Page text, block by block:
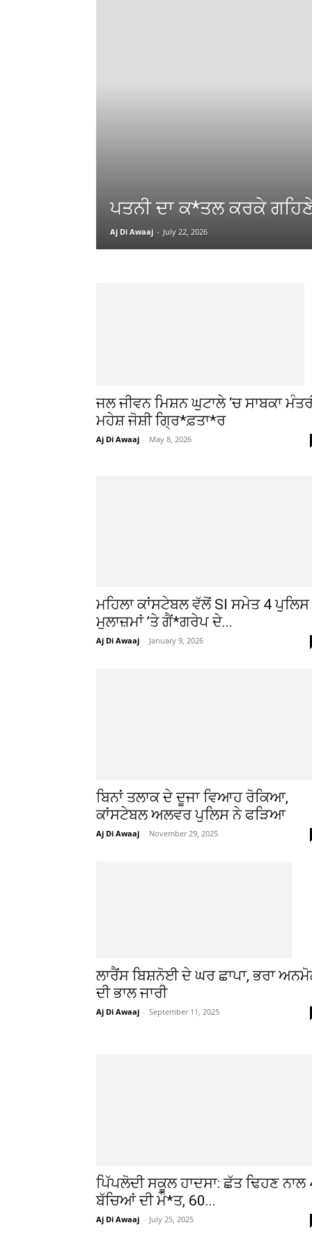
ਪਤਨੀ ਦਾ ਕ*ਤਲ ਕਰਕੇ
Aj Di Awaaj - July 22, 2026
ਜਲ ਜੀਵਨ ਮਿਸ਼ਨ ਘੁਟਾਲੇ ‘ਚ ਸਾਬਕਾ
ਮਹੇਸ਼ ਜੋਸ਼ੀ ਗ੍ਰਿ*ਫ਼ਤਾ*ਰ
Aj Di Awaaj - May 8, 2026
ਮਹਿਲਾ ਕਾਂਸਟੇਬਲ ਵੱਲੋਂ SI ਸਮੇਤ 4 ਪੁਲਿਸ
ਮੁਲਾਜ਼ਮਾਂ ’ਤੇ ਗੈਂ*ਗਰੇਪ ਦੇ...
Aj Di Awaaj - January 9, 2026
ਬਿਨਾਂ ਤਲਾਕ ਦੇ ਦੂਜਾ ਵਿਆਹ ਰੋਕਿਆ,
ਕਾਂਸਟੇਬਲ ਅਲਵਰ ਪੁਲਿਸ ਨੇ ਫੜਿਆ
Aj Di Awaaj - November 29, 2025
ਲਾਰੈਂਸ ਬਿਸ਼ਨੋਈ ਦੇ ਘਰ ਛਾਪਾ, ਭਰਾ
ਦੀ ਭਾਲ ਜਾਰੀ
Aj Di Awaaj - September 11, 2025
ਪਿੱਪਲੋਦੀ ਸਕੂਲ ਹਾਦਸਾ: ਛੱਤ ਢਿਹਣ ਨਾਲ
ਬੱਚਿਆਂ ਦੀ ਮੌ*ਤ, 60...
Aj Di Awaaj - July 25, 2025